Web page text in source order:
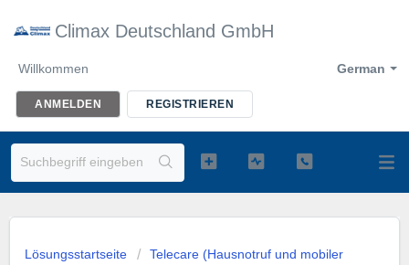
Climax Deutschland GmbH
German
Willkommen
ANMELDEN REGISTRIEREN
Lösungsstartseite
Telecare (Hausnotruf und mobiler